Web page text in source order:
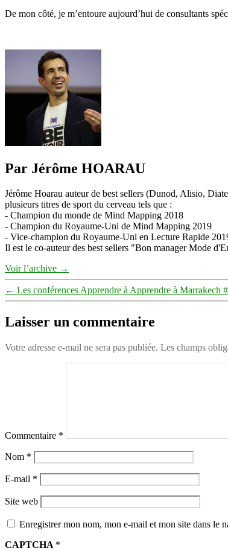
De mon côté, je m’entoure aujourd’hui de consultants
Par Jérôme HOARAU
Jérôme Hoarau auteur de best sellers (Dunod, Alisio,
plusieurs titres de sport du cerveau tels que :
- Champion du monde de Mind Mapping 2018
- Champion du Royaume-Uni de Mind Mapping 2019
- Vice-champion du Royaume-Uni en Lecture Rapide
Il est le co-auteur des best sellers "Bon manager Mode
Voir l’archive →
← Les conférences Apprendre à Apprendre à Marrakech
Laisser un commentaire
Votre adresse e-mail ne sera pas publiée. Les champs
Commentaire *
Nom *
E-mail *
Site web
Enregistrer mon nom, mon e-mail et mon site dans le
CAPTCHA *